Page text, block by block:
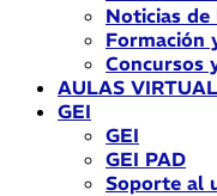
Noticias de
Formación
Concursos
AULAS
GEI
GEI
GEI PAD
Soporte al